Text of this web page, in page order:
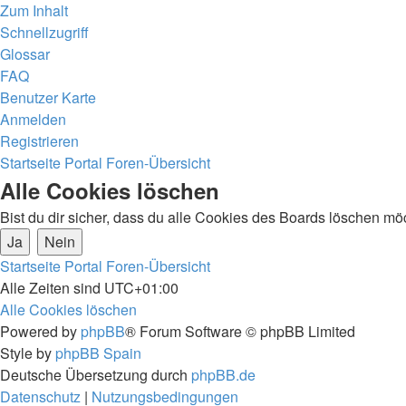
Zum Inhalt
Schnellzugriff
Glossar
FAQ
Benutzer Karte
Anmelden
Registrieren
Startseite Portal Foren-Übersicht
Alle Cookies löschen
Bist du dir sicher, dass du alle Cookies des Boards löschen
Startseite Portal Foren-Übersicht
Alle Zeiten sind UTC+01:00
Alle Cookies löschen
Powered by phpBB® Forum Software © phpBB Limited
Style by phpBB Spain
Deutsche Übersetzung durch phpBB.de
Datenschutz | Nutzungsbedingungen